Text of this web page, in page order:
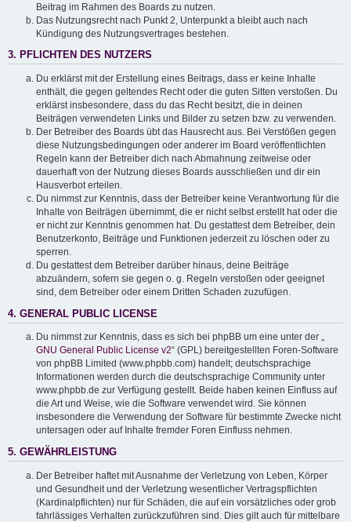
Beitrag im Rahmen des Boards zu nutzen.
Das Nutzungsrecht nach Punkt 2, Unterpunkt a bleibt auch nach
Kündigung des Nutzungsvertrages bestehen.
3. PFLICHTEN DES NUTZERS
Du erklärst mit der Erstellung eines Beitrags, dass er keine Inhalte
enthält, die gegen geltendes Recht oder die guten Sitten verstoßen. Du
erklärst insbesondere, dass du das Recht besitzt, die in deinen
Beiträgen verwendeten Links und Bilder zu setzen bzw. zu verwenden.
Der Betreiber des Boards übt das Hausrecht aus. Bei Verstößen gegen
diese Nutzungsbedingungen oder anderer im Board veröffentlichten
Regeln kann der Betreiber dich nach Abmahnung zeitweise oder
dauerhaft von der Nutzung dieses Boards ausschließen und dir ein
Hausverbot erteilen.
Du nimmst zur Kenntnis, dass der Betreiber keine Verantwortung für die
Inhalte von Beiträgen übernimmt, die er nicht selbst erstellt hat oder die
er nicht zur Kenntnis genommen hat. Du gestattest dem Betreiber, dein
Benutzerkonto, Beiträge und Funktionen jederzeit zu löschen oder zu
sperren.
Du gestattest dem Betreiber darüber hinaus, deine Beiträge
abzuändern, sofern sie gegen o. g. Regeln verstoßen oder geeignet
sind, dem Betreiber oder einem Dritten Schaden zuzufügen.
4. GENERAL PUBLIC LICENSE
Du nimmst zur Kenntnis, dass es sich bei phpBB um eine unter der „
GNU General Public License v2“ (GPL) bereitgestellten Foren-Software
von phpBB Limited (www.phpbb.com) handelt; deutschsprachige
Informationen werden durch die deutschsprachige Community unter
www.phpbb.de zur Verfügung gestellt. Beide haben keinen Einfluss auf
die Art und Weise, wie die Software verwendet wird. Sie können
insbesondere die Verwendung der Software für bestimmte Zwecke nicht
untersagen oder auf Inhalte fremder Foren Einfluss nehmen.
5. GEWÄHRLEISTUNG
Der Betreiber haftet mit Ausnahme der Verletzung von Leben, Körper
und Gesundheit und der Verletzung wesentlicher Vertragspflichten
(Kardinalpflichten) nur für Schäden, die auf ein vorsätzliches oder grob
fahrlässiges Verhalten zurückzuführen sind. Dies gilt auch für mittelbare